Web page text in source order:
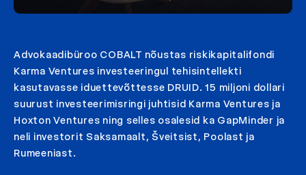
Advokaadibüroo COBALT nõustas riskikapitalifondi
Karma Ventures investeeringul tehisintellekti
kasutavasse iduettevõttesse DRUID. 15 miljoni dollari
suurust investeerimisringi juhtisid Karma Ventures ja
Hoxton Ventures ning selles osalesid ka GapMinder ja
neli investorit Saksamaalt, Šveitsist, Poolast ja
Rumeeniast.